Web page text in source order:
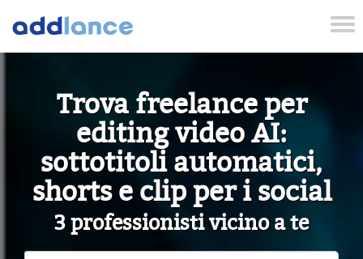
Trova freelance per
editing video AI:
sottotitoli automatici,
shorts e clip per i social
3 professionisti vicino a te